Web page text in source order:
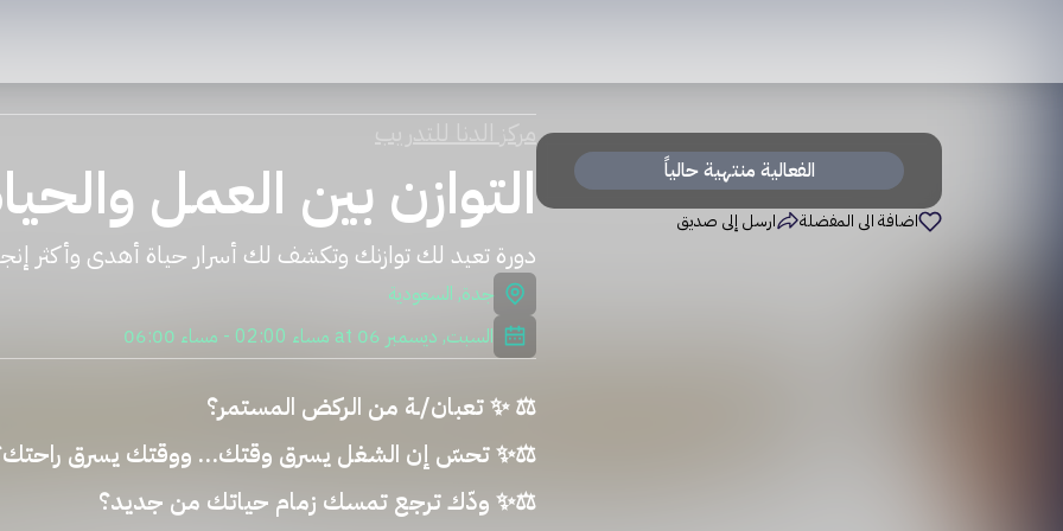
الفعالية منتهية حالياً
اضافة الى المفضلة ارسل إلى صديق التوازن بين العمل
دورة تعيد لك توازنك وتكشف لك أسرار حياة أهدى وأكثر
جدة, السعودية
السبت, ديسمبر 06
at 02:00 مساء - 06:00 مساء
⚖️ ✨ تعبان/ـة من الركض المستمر؟
⚖️✨ تحسّ إن الشغل يسرق وقتك… ووقتك يسرق
⚖️✨ ودّك ترجع تمسك زمام حياتك من جديد؟